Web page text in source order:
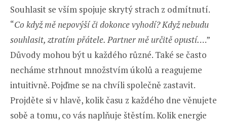
Souhlasit se vším spojuje skrytý strach z odmítnutí.
“Co když mě nepovýší či dokonce vyhodí? Když nebudu
souhlasit, ztratím přátele. Partner mě určitě opustí.…”
Důvody mohou být u každého různé. Také se často
necháme strhnout množstvím úkolů a reagujeme
intuitivně. Pojďme se na chvíli společně zastavit.
Projděte si v hlavě, kolik času z každého dne věnujete
sobě a tomu, co vás naplňuje štěstím. Kolik energie